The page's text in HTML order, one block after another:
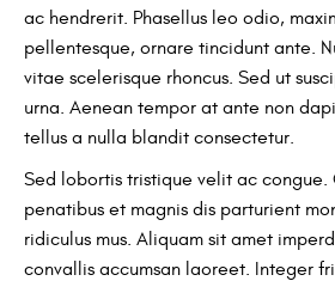
ac hendrerit. Phasellus leo odio,
pellentesque, ornare tincidunt ante.
vitae scelerisque rhoncus. Sed ut
urna. Aenean tempor at ante non
tellus a nulla blandit consectetur.
Sed lobortis tristique velit ac congue.
penatibus et magnis dis parturient
ridiculus mus. Aliquam sit amet
convallis accumsan laoreet. Integer